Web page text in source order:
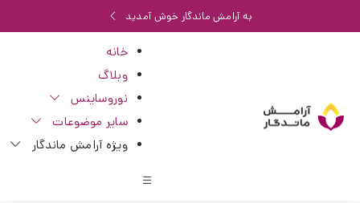
به آرامش ماندگار خوش آمدید
خانه
وبلاگ
نوروساینس
سایر موضوعات
ویژه آرامش ماندگار